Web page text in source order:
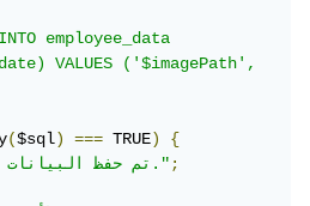
employee_data
VALUES ('$imagePath',
($sql) === TRUE)
{
"تم حفظ البيانات بنجاح.";